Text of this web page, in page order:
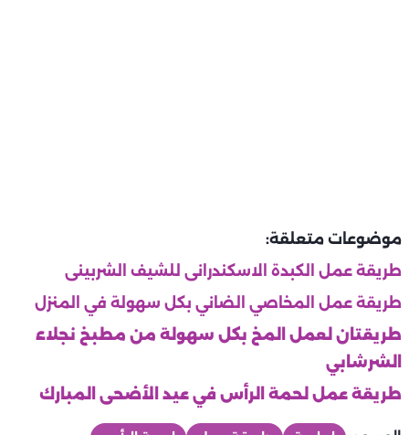
موضوعات متعلقة:
طريقة عمل الكبدة الاسكندرانى للشيف الشربينى
طريقة عمل المخاصي الضاني بكل سهولة في المنزل
طريقتان لعمل المخ بكل سهولة من مطبخ نجلاء
الشرشابي
طريقة عمل لحمة الرأس في عيد الأضحى المبارك